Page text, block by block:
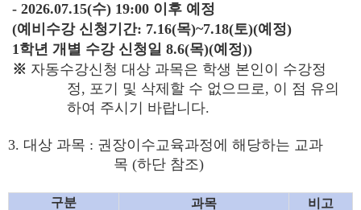
- 2026.07.15(수) 19:00 이후 예정
(예비수강 신청기간: 7.16(목)~7.18(토)(예정)
1학년 개별 수강 신청일 8.6(목)(예정))
※ 자동수강신청 대상 과목은 학생 본인이 수강정
정, 포기 및 삭제할 수 없으므로, 이 점 유의
하여 주시기 바랍니다.
3. 대상 과목 : 권장이수교육과정에 해당하는 교과
목(하단 참조)
구분 과목 비고